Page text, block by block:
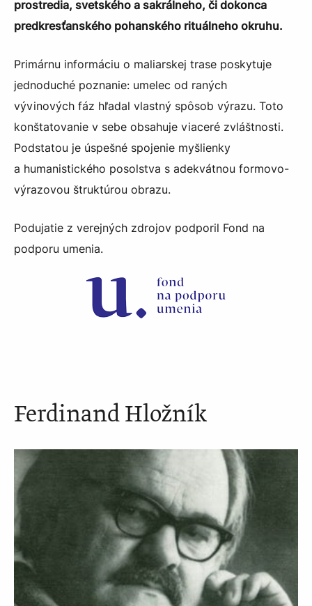
prostredia, svetského a sakrálneho, či dokonca
predkresťanského pohanského rituálneho okruhu.
Primárnu informáciu o maliarskej trase poskytuje
jednoduché poznanie: umelec od raných
vývinových fáz hľadal vlastný spôsob výrazu. Toto
konštatovanie v sebe obsahuje viaceré zvláštnosti.
Podstatou je úspešné spojenie myšlienky
a humanistického posolstva s adekvátnou formovo-
výrazovou štruktúrou obrazu.
Podujatie z verejných zdrojov podporil Fond na
podporu umenia.
Ferdinand Hložník